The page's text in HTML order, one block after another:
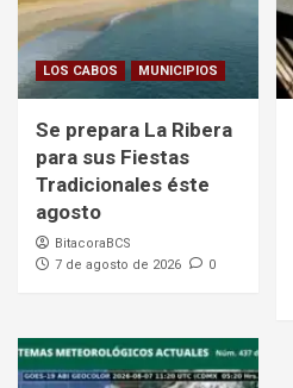
LOS CABOS MUNICIPIOS
Se prepara La Ribera
para sus Fiestas
Tradicionales éste
agosto
BitacoraBCS
7 de agosto de 2026
0